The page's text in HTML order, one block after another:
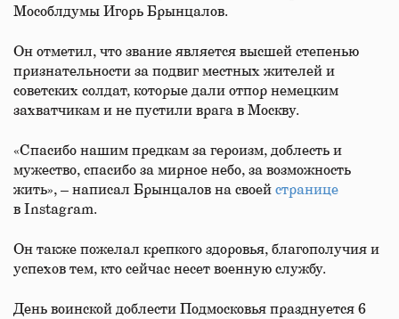
Мособлдумы Игорь Брынцалов.
Он отметил, что звание является высшей степенью
признательности за подвиг местных жителей и
советских солдат, которые дали отпор немецким
захватчикам и не пустили врага в Москву.
«Спасибо нашим предкам за героизм, доблесть и
мужество, спасибо за мирное небо, за возможность
жить», – написал Брынцалов на своей странице
в Instagram.
Он также пожелал крепкого здоровья, благополучия и
успехов тем, кто сейчас несет военную службу.
День воинской доблести Подмосковья празднуется 6